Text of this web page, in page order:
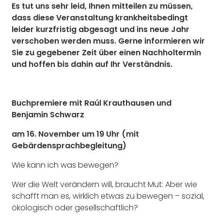
Es tut uns sehr leid, Ihnen mitteilen zu müssen,
dass diese Veranstaltung krankheitsbedingt
leider kurzfristig abgesagt und ins neue Jahr
verschoben werden muss. Gerne informieren wir
Sie zu gegebener Zeit über einen Nachholtermin
und hoffen bis dahin auf Ihr Verständnis.
Buchpremiere mit Raúl Krauthausen und
Benjamin Schwarz
am 16. November um 19 Uhr (mit
Gebärdensprachbegleitung)
Wie kann ich was bewegen?
Wer die Welt verändern will, braucht Mut: Aber wie
schafft man es, wirklich etwas zu bewegen – sozial,
ökologisch oder gesellschaftlich?